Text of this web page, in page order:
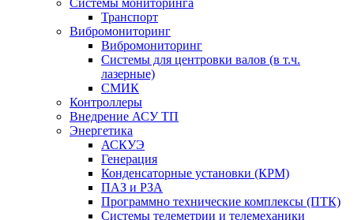
Системы мониторинга
Транспорт
Вибромониторинг
Вибромониторинг
Системы для центровки валов (в т.ч.
лазерные)
СМИК
Контроллеры
Внедрение АСУ ТП
Энергетика
АСКУЭ
Генерация
Конденсаторные установки (КРМ)
ПАЗ и РЗА
Программно технические комплексы (ПТК)
Системы телеметрии и телемеханики